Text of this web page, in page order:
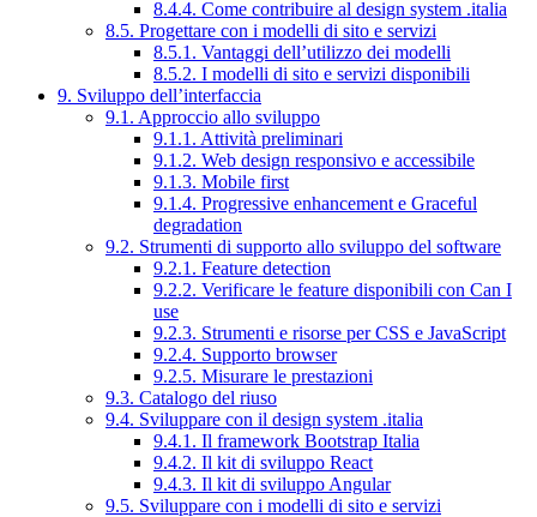
8.4.4. Come contribuire al design system .italia
8.5. Progettare con i modelli di sito e servizi
8.5.1. Vantaggi dell’utilizzo dei modelli
8.5.2. I modelli di sito e servizi disponibili
9. Sviluppo dell’interfaccia
9.1. Approccio allo sviluppo
9.1.1. Attività preliminari
9.1.2. Web design responsivo e accessibile
9.1.3. Mobile first
9.1.4. Progressive enhancement e Graceful
degradation
9.2. Strumenti di supporto allo sviluppo del software
9.2.1. Feature detection
9.2.2. Verificare le feature disponibili con Can I
use
9.2.3. Strumenti e risorse per CSS e JavaScript
9.2.4. Supporto browser
9.2.5. Misurare le prestazioni
9.3. Catalogo del riuso
9.4. Sviluppare con il design system .italia
9.4.1. Il framework Bootstrap Italia
9.4.2. Il kit di sviluppo React
9.4.3. Il kit di sviluppo Angular
9.5. Sviluppare con i modelli di sito e servizi